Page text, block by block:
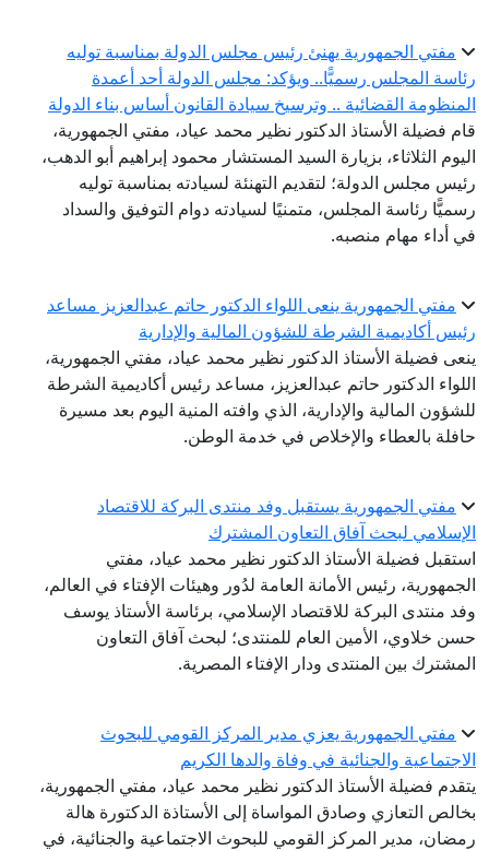
مفتي الجمهورية يهنئ رئيس مجلس الدولة بمناسبة توليه
المجلس رسميًّا.. ويؤكد: مجلس الدولة أحد أعمدة
القضائية .. وترسيخ سيادة القانون أساس بناء الدولة
فضيلة الأستاذ الدكتور نظير محمد عياد، مفتي الجمهورية،
الثلاثاء، بزيارة السيد المستشار محمود إبراهيم أبو الدهب،
مجلس الدولة؛ لتقديم التهنئة لسيادته بمناسبة توليه
رئاسة المجلس، متمنيًا لسيادته دوام التوفيق والسداد
أداء مهام منصبه.
مفتي الجمهورية ينعى اللواء الدكتور حاتم عبدالعزيز مساعد
أكاديمية الشرطة للشؤون المالية والإدارية
فضيلة الأستاذ الدكتور نظير محمد عياد، مفتي الجمهورية،
الدكتور حاتم عبدالعزيز، مساعد رئيس أكاديمية الشرطة
المالية والإدارية، الذي وافته المنية اليوم بعد مسيرة
بالعطاء والإخلاص في خدمة الوطن.
مفتي الجمهورية يستقبل وفد منتدى البركة للاقتصاد
لبحث آفاق التعاون المشترك
فضيلة الأستاذ الدكتور نظير محمد عياد، مفتي
رئيس الأمانة العامة لدُور وهيئات الإفتاء في العالم،
منتدى البركة للاقتصاد الإسلامي، برئاسة الأستاذ يوسف
خلاوي، الأمين العام للمنتدى؛ لبحث آفاق التعاون
بين المنتدى ودار الإفتاء المصرية.
مفتي الجمهورية يعزي مدير المركز القومي للبحوث
والجنائية في وفاة والدها الكريم
فضيلة الأستاذ الدكتور نظير محمد عياد، مفتي الجمهورية،
التعازي وصادق المواساة إلى الأستاذة الدكتورة هالة
مدير المركز القومي للبحوث الاجتماعية والجنائية، في